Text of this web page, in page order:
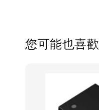
您可能也喜歡